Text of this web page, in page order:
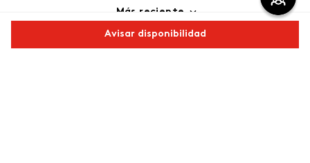
Avisar disponibilidad
Más reciente
Cargando comentarios…